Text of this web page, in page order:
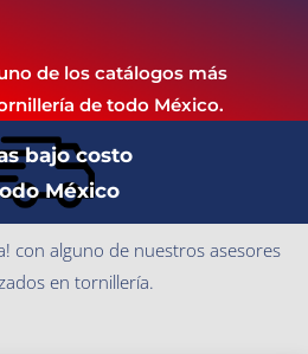
de los catálogos más
de todo México.
bajo costo
México
con alguno de nuestros asesores
en tornillería.